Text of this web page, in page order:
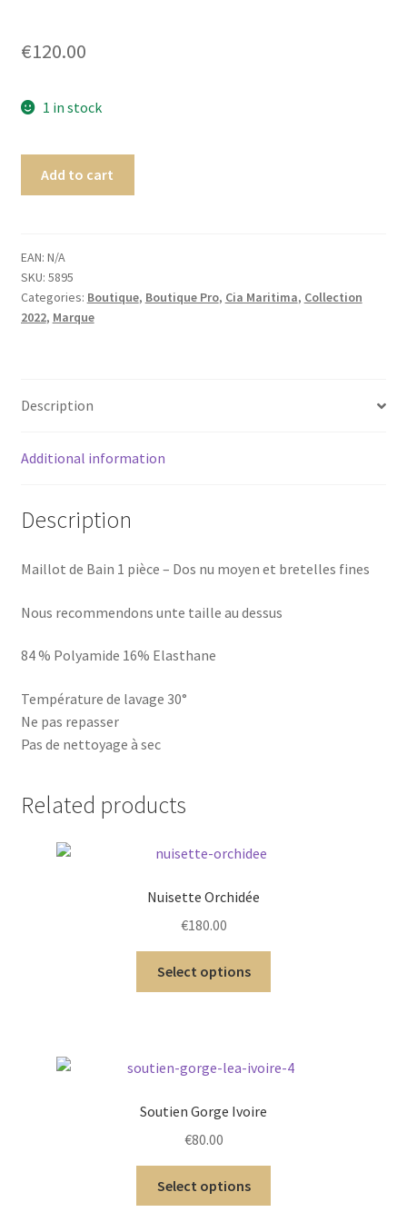
€120.00
1 in stock
Add to cart
EAN: N/A
SKU: 5895
Categories: Boutique, Boutique Pro, Cia Maritima, Collection
2022, Marque
Description
Additional information
Description
Maillot de Bain 1 pièce – Dos nu moyen et bretelles fines
Nous recommendons unte taille au dessus
84 % Polyamide 16% Elasthane
Température de lavage 30°
Ne pas repasser
Pas de nettoyage à sec
Related products
Nuisette Orchidée
€180.00
Select options
Soutien Gorge Ivoire
€80.00
Select options